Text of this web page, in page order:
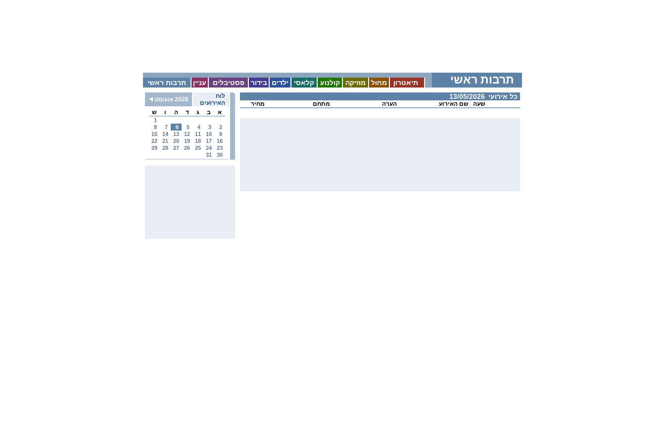
תרבות ראשי עניין פסטיבלים בידור ילדים קלאסי קולנוע מוזיקה מחול תיאטרון תרבות ראשי
לוח
האירועים
2026 אוגוסט
א
ב ג ד ה ו ש
1
2
3
4
5
6
7
8
9
10
11
12
13
14
15
16
17
18
19
20
21
22
23
24
25
26
27
28
29
30
31
כל אירועי
מחיר מתחם הערה שם האירוע שעה